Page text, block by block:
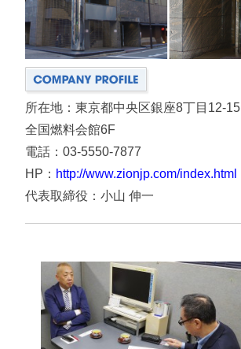
所在地：東京都中央区銀座8丁目12-15
全国燃料会館6F
電話：03-5550-7877
HP： http://www.zionjp.com/index.html
代表取締役：小山 伸一